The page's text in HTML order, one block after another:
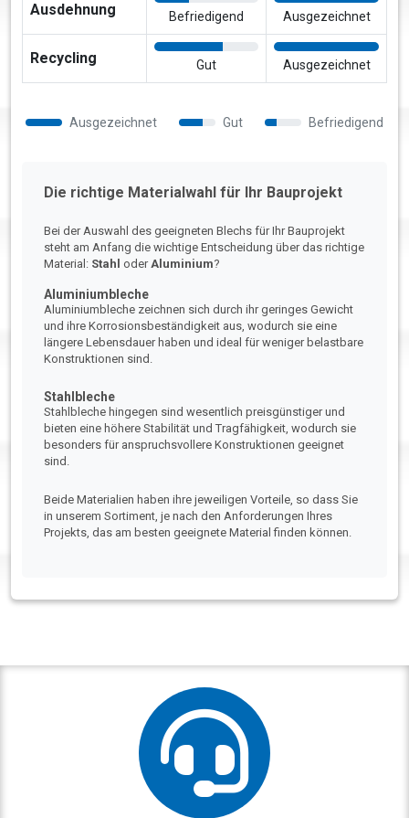
Ausdehnung Befriedigend Ausgezeichnet
Recycling Gut Ausgezeichnet
Ausgezeichnet Gut Befriedigend
Die richtige Materialwahl für Ihr Bauprojekt
Bei der Auswahl des geeigneten Blechs für Ihr Bauprojekt
steht am Anfang die wichtige Entscheidung über das richtige
Material: Stahl oderAluminium?
Aluminiumbleche
Aluminiumbleche zeichnen sich durch ihr geringes Gewicht
und ihre Korrosionsbeständigkeit aus, wodurch sie eine
längere Lebensdauer haben und ideal für weniger belastbare
Konstruktionen sind.
Stahlbleche
Stahlbleche hingegen sind wesentlich preisgünstiger und
bieten eine höhere Stabilität und Tragfähigkeit, wodurch sie
besonders für anspruchsvollere Konstruktionen geeignet
sind.
Beide Materialien haben ihre jeweiligen Vorteile, so dass Sie
in unserem Sortiment, je nach den Anforderungen Ihres
Projekts, das am besten geeignete Material finden können.